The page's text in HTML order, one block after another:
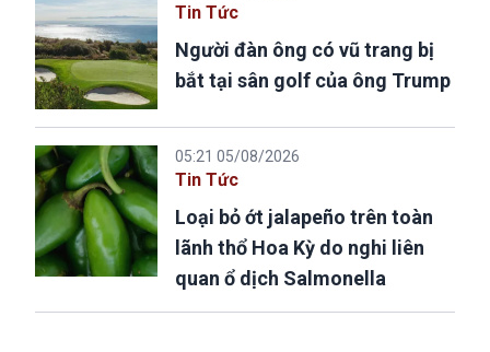
Tin Tức
Người đàn ông có vũ trang bị
bắt tại sân golf của ông Trump
05:21 05/08/2026
Tin Tức
Loại bỏ ớt jalapeño trên toàn
lãnh thổ Hoa Kỳ do nghi liên
quan ổ dịch Salmonella